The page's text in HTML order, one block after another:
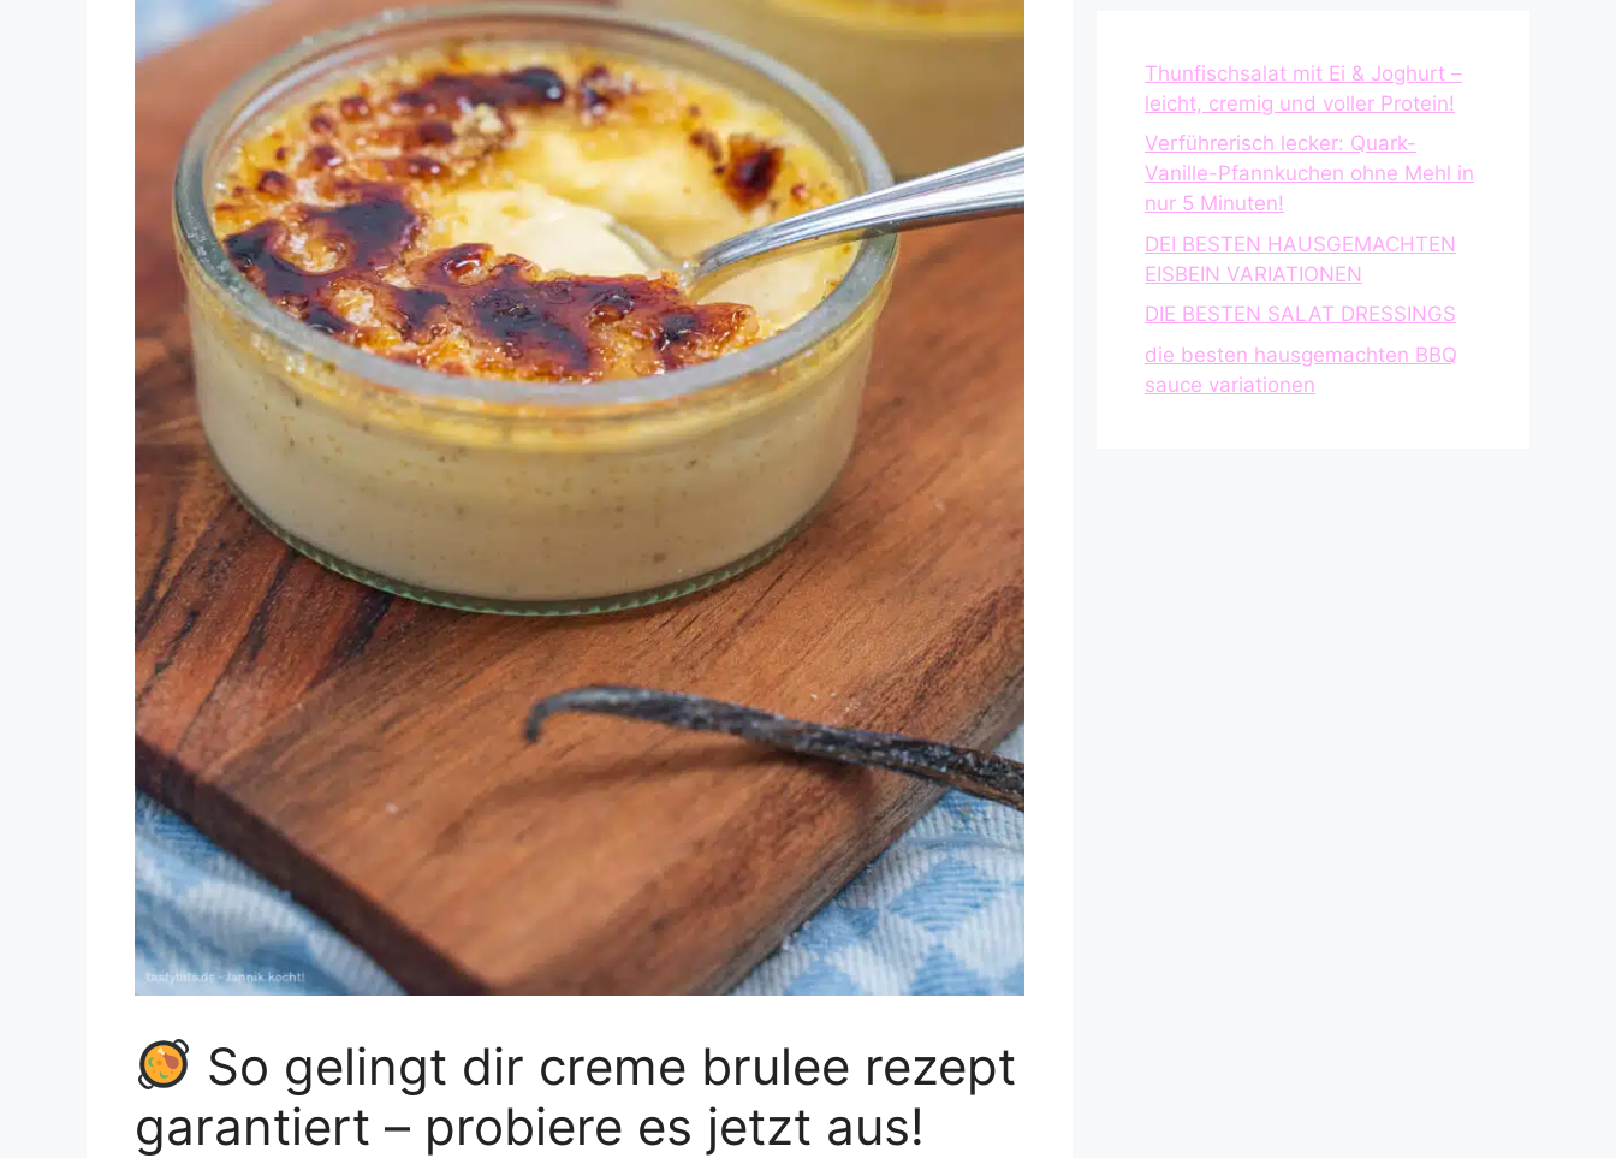
So gelingt dir creme brulee rezept
garantiert – probiere es jetzt aus!
Thunfischsalat mit Ei & Joghurt –
leicht, cremig und voller Protein!
Verführerisch lecker: Quark-
Vanille-Pfannkuchen ohne Mehl in
nur 5 Minuten!
DEI BESTEN HAUSGEMACHTEN
EISBEIN VARIATIONEN
DIE BESTEN SALAT DRESSINGS
die besten hausgemachten BBQ
sauce variationen